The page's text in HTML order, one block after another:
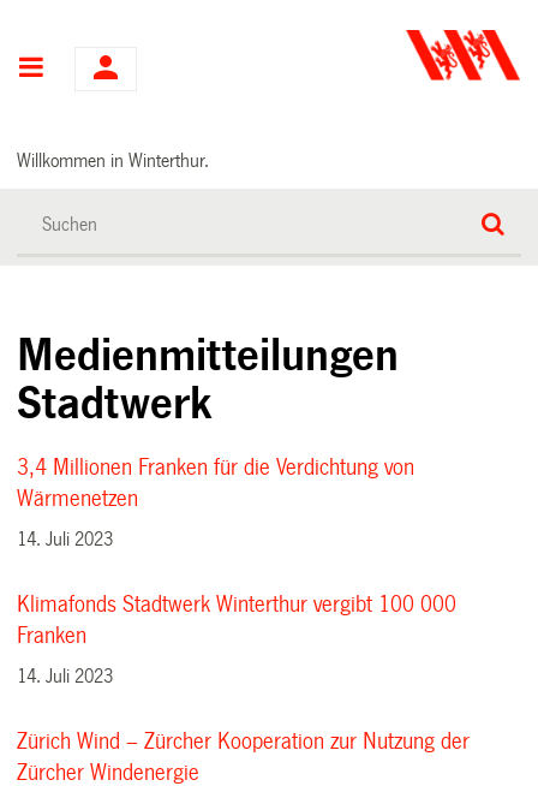
Hauptnavigation
Willkommen in Winterthur.
Medienmitteilungen
Stadtwerk
3,4 Millionen Franken für die Verdichtung von
Wärmenetzen
14. Juli 2023
Klimafonds Stadtwerk Winterthur vergibt 100 000
Franken
14. Juli 2023
Zürich Wind – Zürcher Kooperation zur Nutzung der
Zürcher Windenergie